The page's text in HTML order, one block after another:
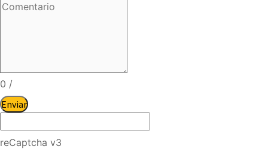
0 /
Enviar
reCaptcha v3